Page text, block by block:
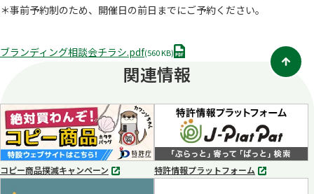
＊事前予約制のため、開催日の前日までにご予約ください。
ブランディング相談会チラシ.pdf(560 KB)P
D
F
関連情報
コピー商品撲滅キャンペーン
別
特許情報プラットフォーム
別